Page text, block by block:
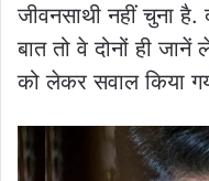
जीवनसाथी नहीं चुना
बात तो वे दोनों ही
को लेकर सवाल किया